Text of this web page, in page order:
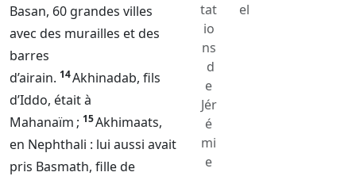
Basan, 60 grandes villes
avec des murailles et des
barres
d’airain. 14Akhinadab, fils
d’Iddo, était à
Mahanaïm ; 15Akhimaats,
en Nephthali : lui aussi avait
pris Basmath, fille de
tat
io
ns
d
e
Jér
é
mi
e
el